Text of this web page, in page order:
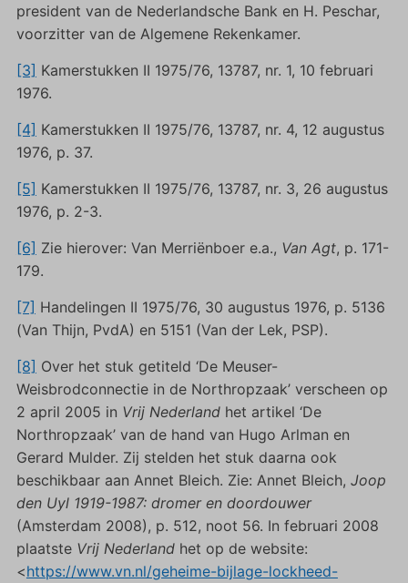
president van de Nederlandsche Bank en H. Peschar,
voorzitter van de Algemene Rekenkamer.
[3] Kamerstukken II 1975/76, 13787, nr. 1, 10 februari
1976.
[4] Kamerstukken II 1975/76, 13787, nr. 4, 12 augustus
1976, p. 37.
[5] Kamerstukken II 1975/76, 13787, nr. 3, 26 augustus
1976, p. 2-3.
[6] Zie hierover: Van Merriënboer e.a., Van Agt, p. 171-
179.
[7] Handelingen II 1975/76, 30 augustus 1976, p. 5136
(Van Thijn, PvdA) en 5151 (Van der Lek, PSP).
[8] Over het stuk getiteld ‘De Meuser-
Weisbrodconnectie in de Northropzaak’ verscheen op
2 april 2005 in Vrij Nederlandhet artikel ‘De
Northropzaak’ van de hand van Hugo Arlman en
Gerard Mulder. Zij stelden het stuk daarna ook
beschikbaar aan Annet Bleich. Zie: Annet Bleich, Joop
den Uyl 1919-1987: dromer en doordouwer
(Amsterdam 2008), p. 512, noot 56. In februari 2008
plaatste Vrij Nederlandhet op de website:
<https://www.vn.nl/geheime-bijlage-lockheed-